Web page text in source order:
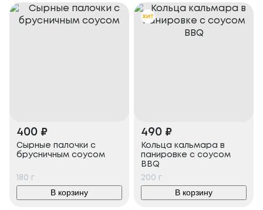
400 ₽
Сырные палочки с
брусничным соусом
180 г
В корзину
490 ₽
Кольца кальмара в
панировке с соусом
BBQ
200 г
В корзину